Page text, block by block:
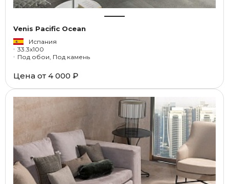
Venis Pacific Ocean
Испания
33.3x100
Под обои, Под камень
Цена от 4 000 ₽